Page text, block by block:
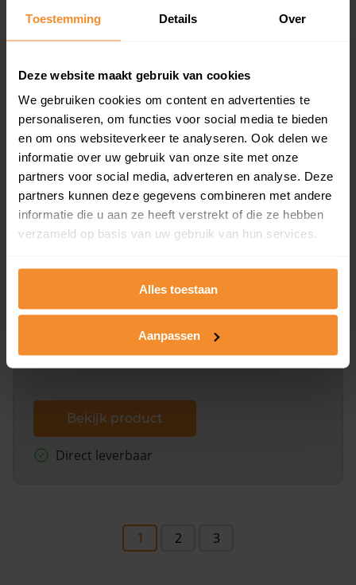
Toestemming Details Over
Deze website maakt gebruik van cookies
We gebruiken cookies om content en advertenties te
personaliseren, om functies voor social media te bieden
en om ons websiteverkeer te analyseren. Ook delen we
informatie over uw gebruik van onze site met onze
partners voor social media, adverteren en analyse. Deze
partners kunnen deze gegevens combineren met andere
informatie die u aan ze heeft verstrekt of die ze hebben
verzameld op basis van uw gebruik van hun services.
Alles toestaan
Aanpassen
Een overzicht van alle verkochte woningen (koopsom
Bekijk product
Direct leverbaar
Een uitgebreid overzicht van het perceel en
dit inclusief de luchtfoto!
Bekijk product
Direct leverbaar
1 2 3